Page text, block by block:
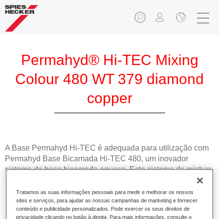
Permahyd® Hi-TEC Mixing
Colour 480 WT 379 diamond
copper
A Base Permahyd Hi-TEC é adequada para utilização com
Permahyd Base Bicamada Hi-TEC 480, um inovador
sistema de base bicamada aquosa. Este sistema de mistura
contém todas as cores lisas e de efeito necessárias para a
repintura de alta qualidade de veículos automóveis de
passageiros.
Tratamos as suas informações pessoais para medir e melhorar os nossos
sites e serviços, para ajudar as nossas campanhas de marketing e fornecer
conteúdo e publicidade personalizados. Pode exercer os seus direitos de
privacidade clicando no botão à direita. Para mais informações, consulte o